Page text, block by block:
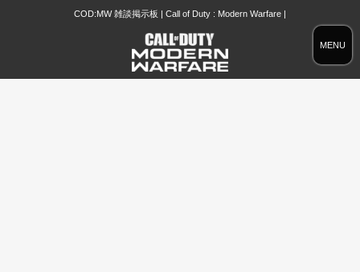
MENU
COD:MW 雑談掲示板 | Call of Duty : Modern Warfare |